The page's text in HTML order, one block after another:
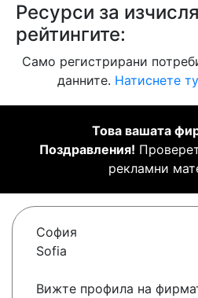
Ресурси за
рейтингите:
Само регистрирани
данните. Натиснете
Това вашата
Поздравления!
рекламни
София
Sofia
Вижте профила на